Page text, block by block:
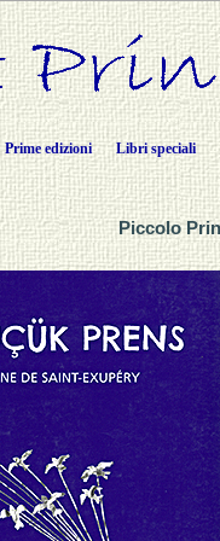
Prime edizioni Libri speciali
Piccolo